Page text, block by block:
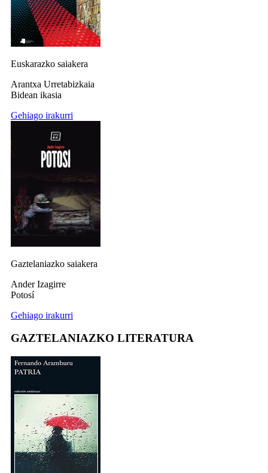
Euskarazko saiakera
Arantxa Urretabizkaia
Bidean ikasia
Gehiago irakurri
Gaztelaniazko saiakera
Ander Izagirre
Potosí
Gehiago irakurri
GAZTELANIAZKO LITERATURA